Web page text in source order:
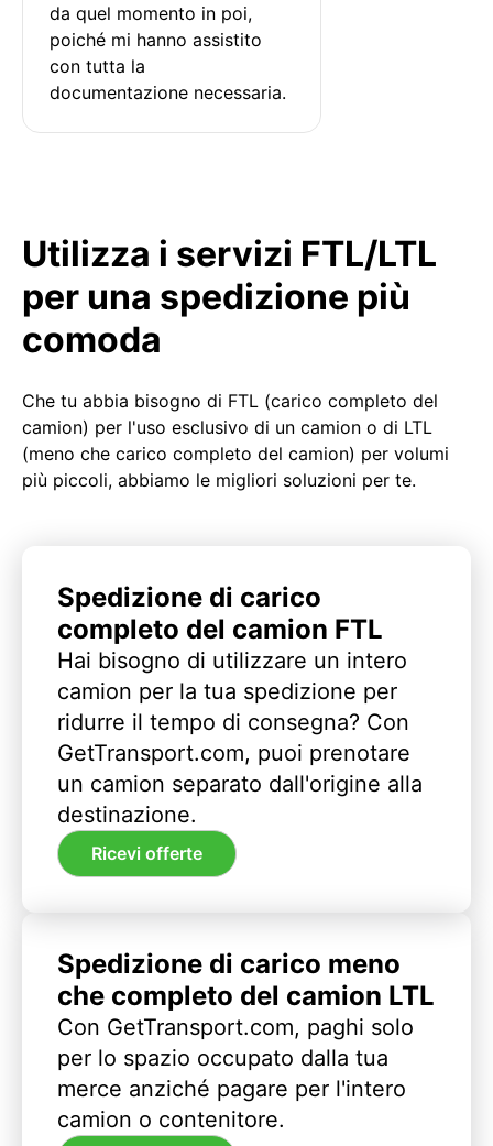
da quel momento in poi,
poiché mi hanno assistito
con tutta la
documentazione necessaria.
Utilizza i servizi FTL/LTL
per una spedizione più
comoda
Che tu abbia bisogno di FTL (carico completo del
camion) per l'uso esclusivo di un camion o di LTL
(meno che carico completo del camion) per volumi
più piccoli, abbiamo le migliori soluzioni per te.
Spedizione di carico
completo del camion FTL
Hai bisogno di utilizzare un intero
camion per la tua spedizione per
ridurre il tempo di consegna? Con
GetTransport.com, puoi prenotare
un camion separato dall'origine alla
destinazione.
Ricevi offerte
Spedizione di carico meno
che completo del camion LTL
Con GetTransport.com, paghi solo
per lo spazio occupato dalla tua
merce anziché pagare per l'intero
camion o contenitore.